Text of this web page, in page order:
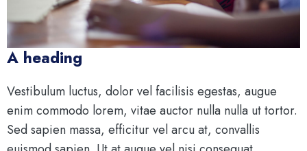
A heading
Vestibulum luctus, dolor vel facilisis egestas, augue
enim commodo lorem, vitae auctor nulla nulla ut tortor.
Sed sapien massa, efficitur vel arcu at, convallis